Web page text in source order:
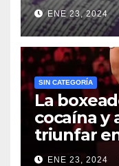
ENE 23, 2024
SIN CATEGORÍA
La
cocaína y
triunfar
ENE 23, 2024